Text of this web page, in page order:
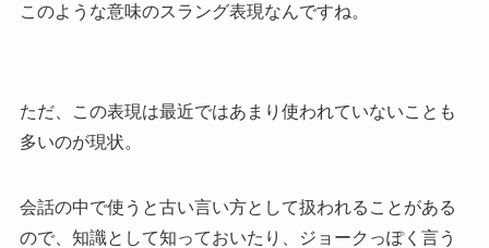
このような意味のスラング表現なんですね。
ただ、この表現は最近ではあまり使われていないことも
多いのが現状。
会話の中で使うと古い言い方として扱われることがある
ので、知識として知っておいたり、ジョークっぽく言う